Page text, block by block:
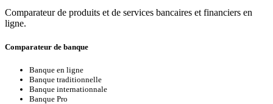
Comparateur de produits et de services bancaires et financiers en
ligne.
Comparateur de banque
Banque en ligne
Banque traditionnelle
Banque internationnale
Banque Pro